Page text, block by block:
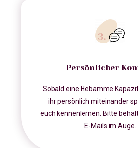
Persönlicher
Sobald eine Hebamme
ihr persönlich miteinander
euch kennenlernen. Bitte
E-Mails im Auge.